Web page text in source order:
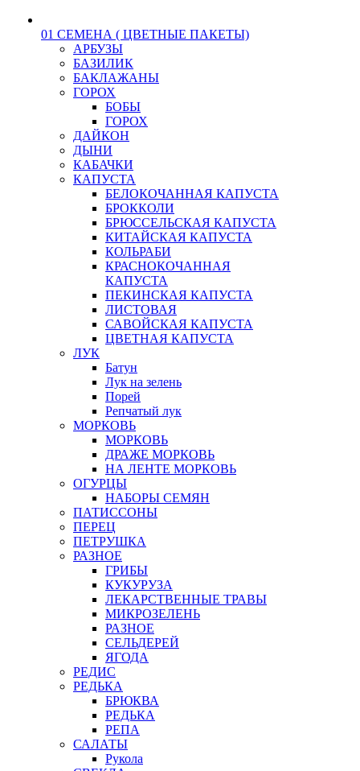
01 СЕМЕНА ( ЦВЕТНЫЕ ПАКЕТЫ)
АРБУЗЫ
БАЗИЛИК
БАКЛАЖАНЫ
ГОРОХ
БОБЫ
ГОРОХ
ДАЙКОН
ДЫНИ
КАБАЧКИ
КАПУСТА
БЕЛОКОЧАННАЯ КАПУСТА
БРОККОЛИ
БРЮССЕЛЬСКАЯ КАПУСТА
КИТАЙСКАЯ КАПУСТА
КОЛЬРАБИ
КРАСНОКОЧАННАЯ
КАПУСТА
ПЕКИНСКАЯ КАПУСТА
ЛИСТОВАЯ
САВОЙСКАЯ КАПУСТА
ЦВЕТНАЯ КАПУСТА
ЛУК
Батун
Лук на зелень
Порей
Репчатый лук
МОРКОВЬ
МОРКОВЬ
ДРАЖЕ МОРКОВЬ
НА ЛЕНТЕ МОРКОВЬ
ОГУРЦЫ
НАБОРЫ СЕМЯН
ПАТИССОНЫ
ПЕРЕЦ
ПЕТРУШКА
РАЗНОЕ
ГРИБЫ
КУКУРУЗА
ЛЕКАРСТВЕННЫЕ ТРАВЫ
МИКРОЗЕЛЕНЬ
РАЗНОЕ
СЕЛЬДЕРЕЙ
ЯГОДА
РЕДИС
РЕДЬКА
БРЮКВА
РЕДЬКА
РЕПА
САЛАТЫ
Рукола